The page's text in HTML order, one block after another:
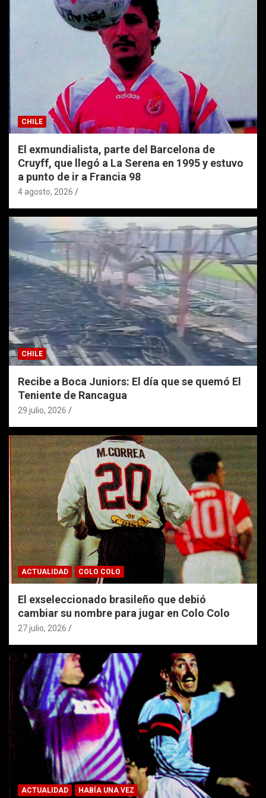
CHILE
El exmundialista, parte del Barcelona de
Cruyff, que llegó a La Serena en 1995 y estuvo
a punto de ir a Francia 98
4 agosto, 2026
CHILE
Recibe a Boca Juniors: El día que se quemó El
Teniente de Rancagua
29 julio, 2026
ACTUALIDAD COLO COLO
El exseleccionado brasileño que debió
cambiar su nombre para jugar en Colo Colo
27 julio, 2026
ACTUALIDAD HABÍA UNA VEZ